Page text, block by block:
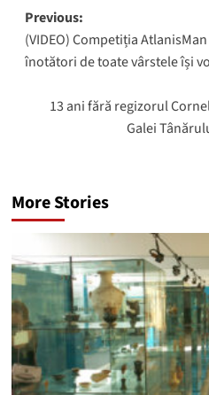
Post
navigation
Previous:
(VIDEO) Competiția
înotători de toate vârstele își
13 ani fără regizorul
Galei
More Stories